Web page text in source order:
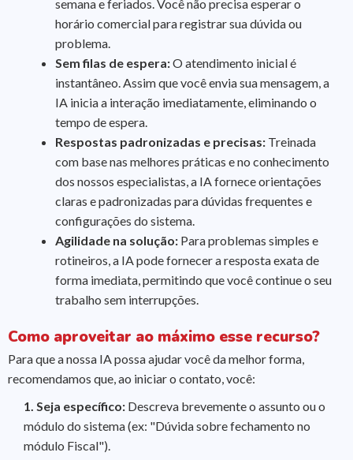
semana e feriados. Você não precisa esperar o
horário comercial para registrar sua dúvida ou
problema.
Sem filas de espera:O atendimento inicial é
instantâneo. Assim que você envia sua mensagem, a
IA inicia a interação imediatamente, eliminando o
tempo de espera.
Respostas padronizadas e precisas: Treinada
com base nas melhores práticas e no conhecimento
dos nossos especialistas, a IA fornece orientações
claras e padronizadas para dúvidas frequentes e
configurações do sistema.
Agilidade na solução: Para problemas simples e
rotineiros, a IA pode fornecer a resposta exata de
forma imediata, permitindo que você continue o seu
trabalho sem interrupções.
Como aproveitar ao máximo esse recurso?
Para que a nossa IA possa ajudar você da melhor forma,
recomendamos que, ao iniciar o contato, você:
1. Seja específico: Descreva brevemente o assunto ou o
módulo do sistema (ex: "Dúvida sobre fechamento no
módulo Fiscal").